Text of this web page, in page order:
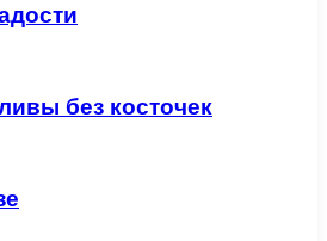
без косточек